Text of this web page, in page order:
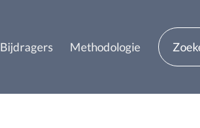
Bijdragers Methodologie